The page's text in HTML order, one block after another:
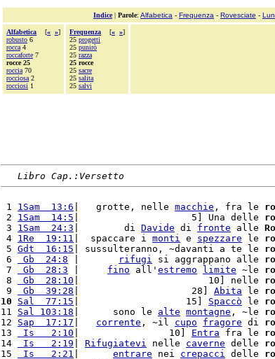
Indice| Parole: Alfabetica - Frequenza - Rovesciate -
Alfabetica [« »]
robusto 6
rocca 4
roccaforte 7
rocce 25
roccia 70
rocciosa 2
rocciosi 1
Frequenza [« »]
25 progetti
25 punirò
25 razza
25 rocce
25 sacre
25 salita
25 salvi
Libro Cap.:Versetto
1 1Sam  13:6 |   grotte, nelle macchie , fra le
2 1Sam  14:5 |                    5] Una delle
3 1Sam  24:3 |        di Davide di fronte alle
4 1Re  19:11 |  spaccare i monti e spezzare le
5 Gdt  16:15 | sussulteranno, ~davanti a te le
6
Gb  24:8 rifugi si aggrappano alle
7
Gb  28:3 fino all' estremo limite ~le
8
Gb  28:10 |                       10] nelle
9
Gb  39:28 |                    28] Abita le
10
Sal  77:15 |                   15] Spaccò le
11 Sal 103:18 |      sono le alte montagne , ~le
12 Sap  17:17 corrente , ~il cupo fragore di
13
Is   2:10 |                10] Entra fra le
14
Is   2:19 Rifugiatevi nelle caverne delle
15
Is   2:21 entrare nei crepacci delle